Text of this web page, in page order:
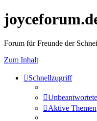
Forum für Freunde der
Zum Inhalt
Schnellzugriff
Aktive Themen